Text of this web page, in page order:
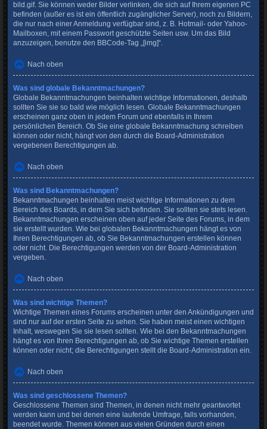
bild.gif. Sie können weder Bilder verlinken, die sich auf Ihrem eigenen PC
befinden (außer es ist ein öffentlich zugänglicher Server), noch zu Bildern,
die nur nach einer Anmeldung verfügbar sind, z. B. Hotmail- oder Yahoo-
Mailboxen, mit einem Passwort geschützte Seiten usw. Um das Bild
anzuzeigen, benutze den BBCode-Tag „[img]“.
Nach oben
Was sind globale Bekanntmachungen?
Globale Bekanntmachungen beinhalten wichtige Informationen, deshalb
sollten Sie sie so bald wie möglich lesen. Globale Bekanntmachungen
erscheinen ganz oben in jedem Forum und ebenfalls in Ihrem
persönlichen Bereich. Ob Sie eine globale Bekanntmachung schreiben
können oder nicht, hängt von den durch die Board-Administration
vergebenen Berechtigungen ab.
Nach oben
Was sind Bekanntmachungen?
Bekanntmachungen beinhalten meist wichtige Informationen zu dem
Bereich des Boards, in dem Sie sich befinden. Sie sollten sie stets lesen.
Bekanntmachungen erscheinen oben auf jeder Seite des Forums, in dem
sie erstellt wurden. Wie bei globalen Bekanntmachungen hängt es von
Ihren Berechtigungen ab, ob Sie Bekanntmachungen erstellen können
oder nicht. Die Berechtigungen werden von der Board-Administration
vergeben.
Nach oben
Was sind wichtige Themen?
Wichtige Themen eines Forums erscheinen unter den Ankündigungen und
sind nur auf der ersten Seite zu sehen. Sie haben meist einen wichtigen
Inhalt, weswegen Sie sie lesen sollten. Wie bei den Bekanntmachungen
hängt es von Ihren Berechtigungen ab, ob Sie wichtige Themen erstellen
können oder nicht; die Berechtigungen stellt die Board-Administration ein.
Nach oben
Was sind geschlossene Themen?
Geschlossene Themen sind Themen, in denen nicht mehr geantwortet
werden kann und bei denen eine laufende Umfrage, falls vorhanden,
beendet wurde. Themen können aus vielen Gründen durch einen